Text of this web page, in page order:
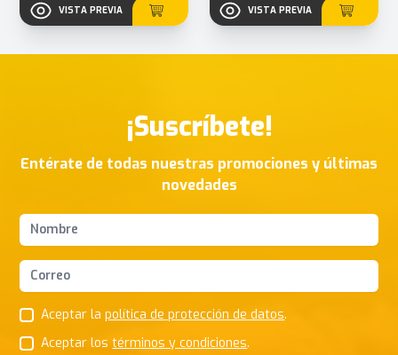
VISTA PREVIA VISTA PREVIA
¡Suscríbete!
Entérate de todas nuestras promociones y últimas
novedades
Nombres y apellidos
Correo Electrónico
Aceptar lapolítica de protección de datos.
Aceptar lostérminos y condiciones.